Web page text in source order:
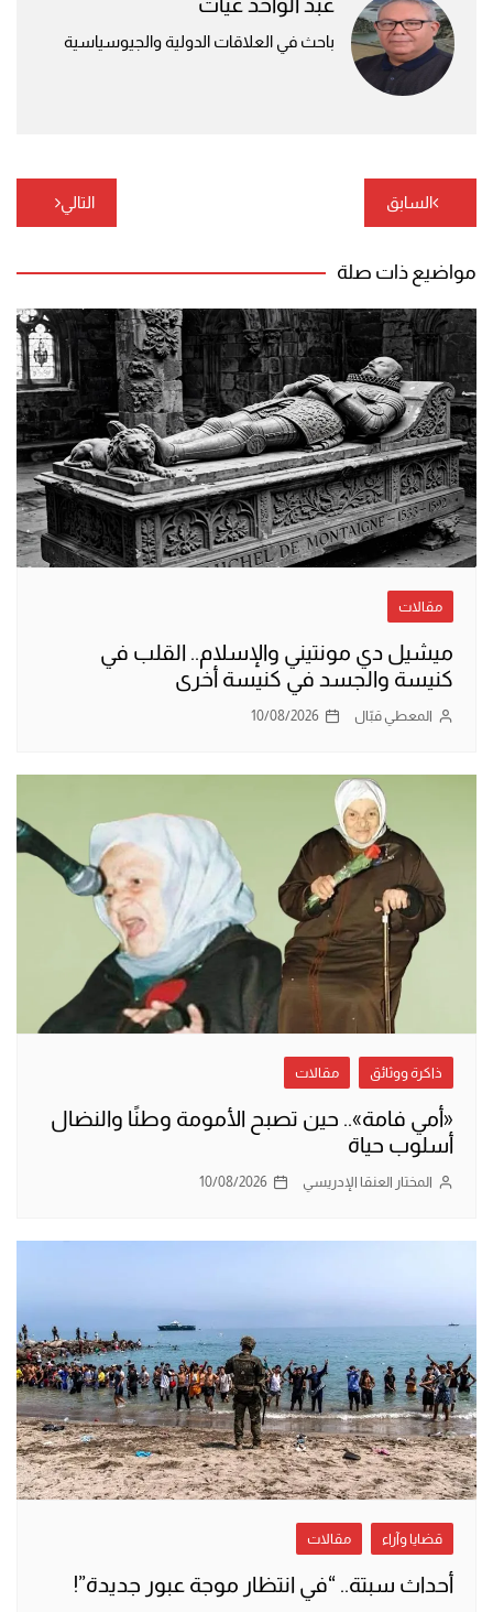
باحث في العلاقات الدولية والجيوسياسية
تصفّح
المقالات
السابق التالي
مواضيع ذات صلة
مقالات
ميشيل دي مونتيني والإسلام.. القلب في
كنيسة والجسد في كنيسة أخرى
المعطي قبّال 10/08/2026
ذاكرة ووثائق مقالات
«أمي فامة».. حين تصبح الأمومة وطنًا والنضال
أسلوب حياة
المختار العنقا الإدريسي 10/08/2026
قضايا وآراء مقالات
أحداث سبتة.. “في انتظار موجة عبور جديدة”!